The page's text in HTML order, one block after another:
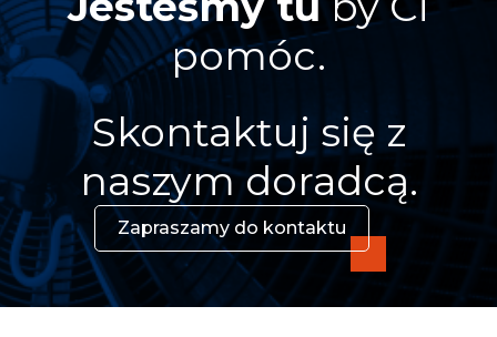
pomóc.
Skontaktuj się z
naszym doradcą.
Zapraszamy do kontaktu